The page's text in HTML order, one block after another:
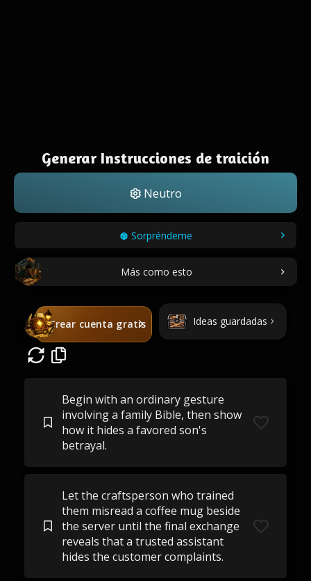
Generar Instrucciones de traición
Neutro
Sorpréndeme
Más como esto
Crear cuenta gratis Ideas guardadas
Begin with an ordinary gesture
involving a family Bible, then show
how it hides a favored son's
betrayal.
Let the craftsperson who trained
them misread a coffee mug beside
the server until the final exchange
reveals that a trusted assistant
hides the customer complaints.